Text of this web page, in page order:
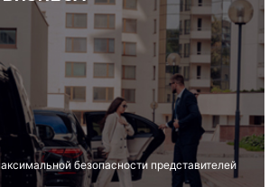
безопасности представителей